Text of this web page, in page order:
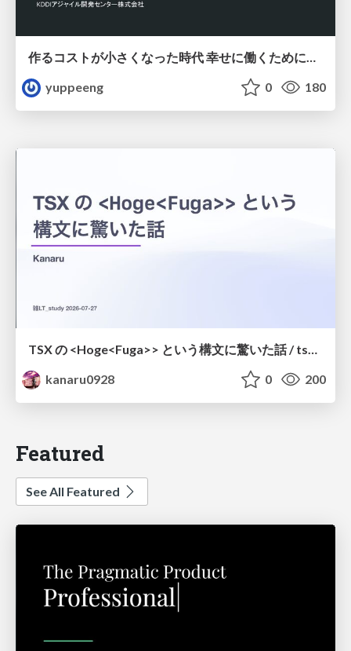
yuppeeng
0 180
TSX の <Hoge<Fuga>> という構文に驚いた話 / tsx-type-argument-syntax
kanaru0928
0 200
Featured
See All Featured